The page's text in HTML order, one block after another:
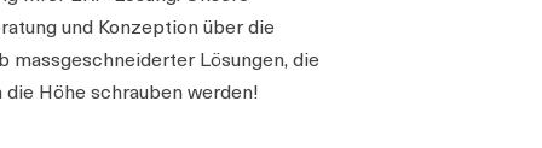
und Konzeption über die
Lösungen, die
Höhe schrauben werden!